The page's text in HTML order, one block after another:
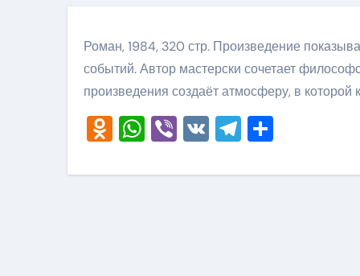
Роман, 1984, 320 стр. Произведение
событий. Автор мастерски сочетает
произведения создаёт атмосферу, в которой
Odnoklassniki
WhatsApp
Viber
VKTelegram